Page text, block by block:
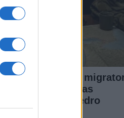
de la crisis
Ceuta y las críticas
a Pedro